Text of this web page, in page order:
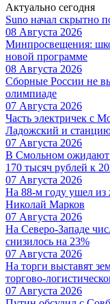
Актуально сегодня
Suno начал скрытно
08 Августа 2026
Минпросвещения:
новой программе
08 Августа 2026
Сборные России не
олимпиаде
07 Августа 2026
Часть электричек с
Ладожский и
07 Августа 2026
В Смольном ожидают
170 тысяч рублей к
07 Августа 2026
На 88-м году ушел из
Николай Марков
07 Августа 2026
На Северо-Западе
снизилось на 23%
07 Августа 2026
На торги выставят
торгово-
07 Августа 2026